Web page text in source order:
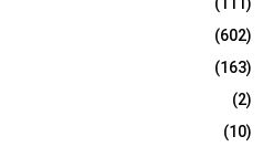
(111)
(602)
(163)
(2)
(10)